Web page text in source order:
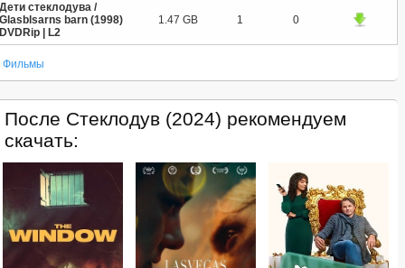
Дети стеклодува /
Glasblsarns barn (1998)
DVDRip | L2
1.47 GB 1 0
Фильмы
После Стеклодув (2024) рекомендуем
скачать: